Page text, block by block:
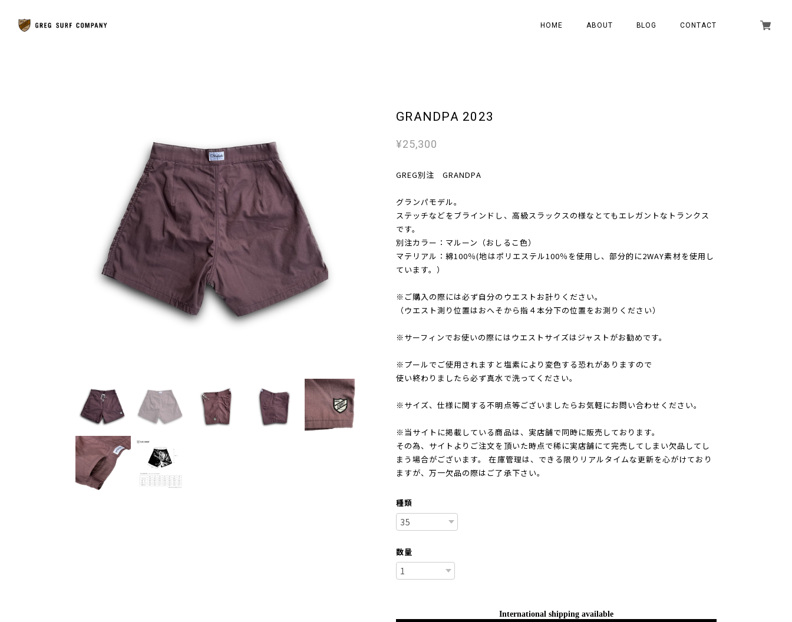
HOME ABOUT BLOG CONTACT
GRANDPA 2023
¥25,300
GREG別注 GRANDPA
グランパモデル。
ステッチなどをブラインドし、高級スラックスの様なとてもエレガントなトランクス
です。
別注カラー：マルーン（おしるこ色）
マテリアル：綿100％(地はポリエステル100％を使用し、部分的に2WAY素材を使用し
ています。）
※ご購入の際には必ず自分のウエストお計りください。
（ウエスト測り位置はおへそから指４本分下の位置をお測りください）
※サーフィンでお使いの際にはウエストサイズはジャストがお勧めです。
※プールでご使用されますと塩素により変色する恐れがありますので
使い終わりましたら必ず真水で洗ってください。
※サイズ、仕様に関する不明点等ございましたらお気軽にお問い合わせください。
※当サイトに掲載している商品は、実店舗で同時に販売しております。
その為、サイトよりご注文を頂いた時点で稀に実店舗にて完売してしまい欠品してし
まう場合がございます。 在庫管理は、できる限りリアルタイムな更新を心がけており
ますが、万一欠品の際はご了承下さい。
種類
数量
International shipping available